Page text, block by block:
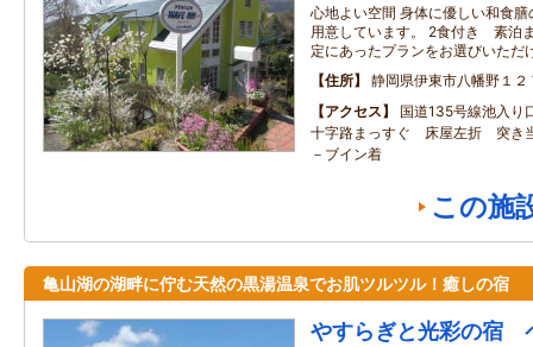
心地よい空間 身体に優しい和食
用意しています。 2食付き 素
定にあったプランをお選びいただ
住所
静岡県伊東市八幡野１２
アクセス
国道135号線池入
十字路まっすぐ 床屋左折 突き
－ブイン着
この施
亀山湖の湖畔に佇む天然の黒湯温泉でお肌ツルツル！癒しの宿
やすらぎと光彩の宿